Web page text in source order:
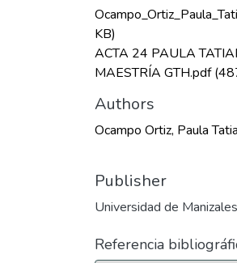
KB)
ACTA 24 PAULA
MAESTRÍA GTH.pdf
Authors
Ocampo Ortiz, Paula
Publisher
Universidad de Manizales
Referencia